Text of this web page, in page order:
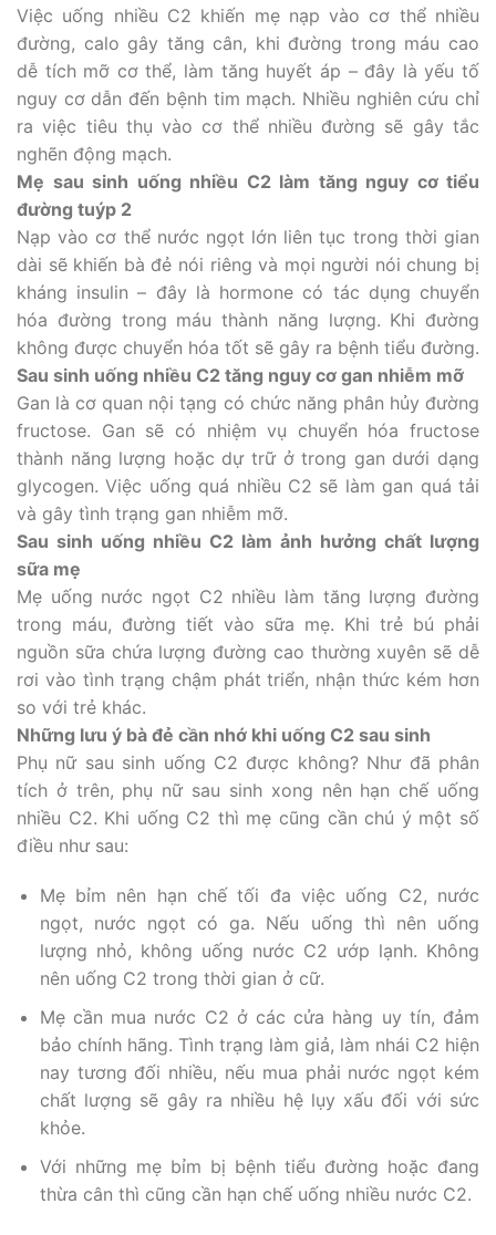
Việc uống nhiều C2 khiến mẹ nạp vào cơ thể nhiều
đường, calo gây tăng cân, khi đường trong máu cao
dễ tích mỡ cơ thể, làm tăng huyết áp – đây là yếu tố
nguy cơ dẫn đến bệnh tim mạch. Nhiều nghiên cứu chỉ
ra việc tiêu thụ vào cơ thể nhiều đường sẽ gây tắc
nghẽn động mạch.
Mẹ sau sinh uống nhiều C2 làm tăng nguy cơ tiểu
đường tuýp 2
Nạp vào cơ thể nước ngọt lớn liên tục trong thời gian
dài sẽ khiến bà đẻ nói riêng và mọi người nói chung bị
kháng insulin – đây là hormone có tác dụng chuyển
hóa đường trong máu thành năng lượng. Khi đường
không được chuyển hóa tốt sẽ gây ra bệnh tiểu đường.
Sau sinh uống nhiều C2 tăng nguy cơ gan nhiễm mỡ
Gan là cơ quan nội tạng có chức năng phân hủy đường
fructose. Gan sẽ có nhiệm vụ chuyển hóa fructose
thành năng lượng hoặc dự trữ ở trong gan dưới dạng
glycogen. Việc uống quá nhiều C2 sẽ làm gan quá tải
và gây tình trạng gan nhiễm mỡ.
Sau sinh uống nhiều C2 làm ảnh hưởng chất lượng
sữa mẹ
Mẹ uống nước ngọt C2 nhiều làm tăng lượng đường
trong máu, đường tiết vào sữa mẹ. Khi trẻ bú phải
nguồn sữa chứa lượng đường cao thường xuyên sẽ dễ
rơi vào tình trạng chậm phát triển, nhận thức kém hơn
so với trẻ khác.
Những lưu ý bà đẻ cần nhớ khi uống C2 sau sinh
Phụ nữ sau sinh uống C2 được không? Như đã phân
tích ở trên, phụ nữ sau sinh xong nên hạn chế uống
nhiều C2. Khi uống C2 thì mẹ cũng cần chú ý một số
điều như sau:
Mẹ bỉm nên hạn chế tối đa việc uống C2, nước
ngọt, nước ngọt có ga. Nếu uống thì nên uống
lượng nhỏ, không uống nước C2 ướp lạnh. Không
nên uống C2 trong thời gian ở cữ.
Mẹ cần mua nước C2 ở các cửa hàng uy tín, đảm
bảo chính hãng. Tình trạng làm giả, làm nhái C2 hiện
nay tương đối nhiều, nếu mua phải nước ngọt kém
chất lượng sẽ gây ra nhiều hệ lụy xấu đối với sức
khỏe.
Với những mẹ bỉm bị bệnh tiểu đường hoặc đang
thừa cân thì cũng cần hạn chế uống nhiều nước C2.